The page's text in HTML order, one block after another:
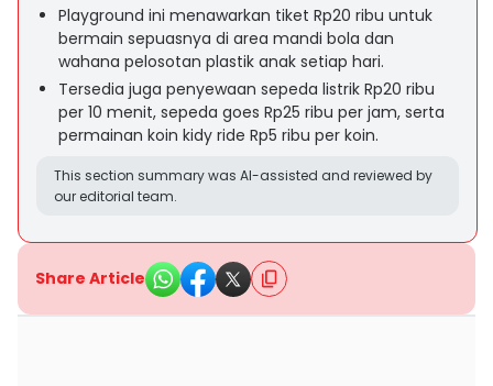
Playground ini menawarkan tiket Rp20 ribu untuk
bermain sepuasnya di area mandi bola dan
wahana pelosotan plastik anak setiap hari.
Tersedia juga penyewaan sepeda listrik Rp20 ribu
per 10 menit, sepeda goes Rp25 ribu per jam, serta
permainan koin kidy ride Rp5 ribu per koin.
This section summary was AI-assisted and reviewed by
our editorial team.
Share Article